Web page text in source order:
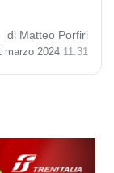
di Matteo Porfiri
marzo 2024 11:31